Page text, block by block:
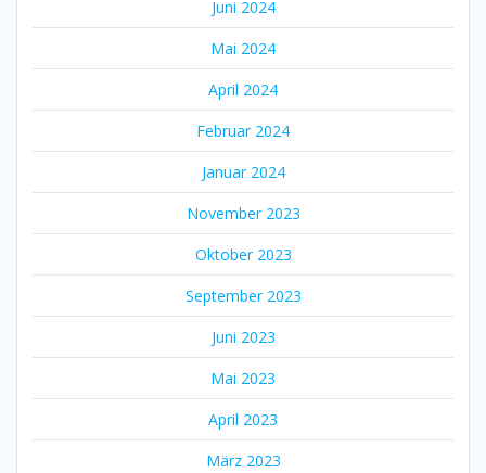
Juni 2024
Mai 2024
April 2024
Februar 2024
Januar 2024
November 2023
Oktober 2023
September 2023
Juni 2023
Mai 2023
April 2023
März 2023